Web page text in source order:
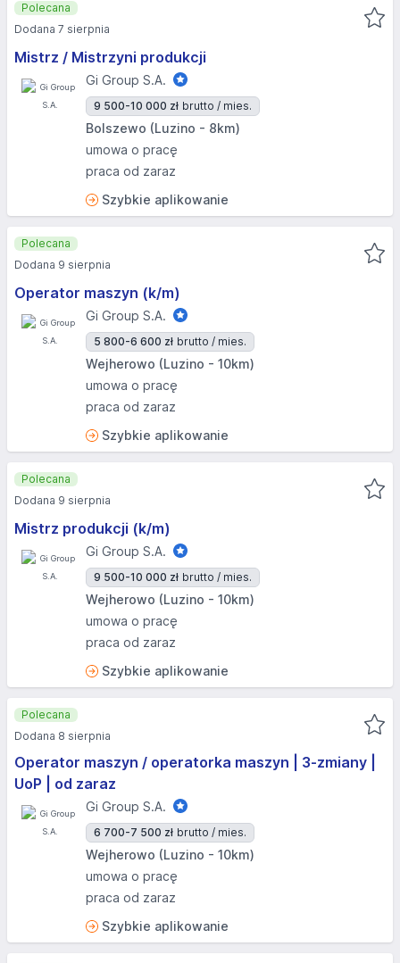
Mistrz / Mistrzyni produkcji
Gi Group S.A.
9 500-10 000 zł brutto / mies.
Bolszewo (Luzino - 8km)
umowa o pracę
praca od zaraz
Szybkie aplikowanie
Polecana
Dodana 7 sierpnia
Operator maszyn (k/m)
Gi Group S.A.
5 800-6 600 zł brutto / mies.
Wejherowo (Luzino - 10km)
umowa o pracę
praca od zaraz
Szybkie aplikowanie
Polecana
Dodana 9 sierpnia
Mistrz produkcji (k/m)
Gi Group S.A.
9 500-10 000 zł brutto / mies.
Wejherowo (Luzino - 10km)
umowa o pracę
praca od zaraz
Szybkie aplikowanie
Polecana
Dodana 9 sierpnia
Operator maszyn / operatorka maszyn | 3-zmiany |
UoP | od zaraz
Gi Group S.A.
6 700-7 500 zł brutto / mies.
Wejherowo (Luzino - 10km)
umowa o pracę
praca od zaraz
Szybkie aplikowanie
Polecana
Dodana 8 sierpnia